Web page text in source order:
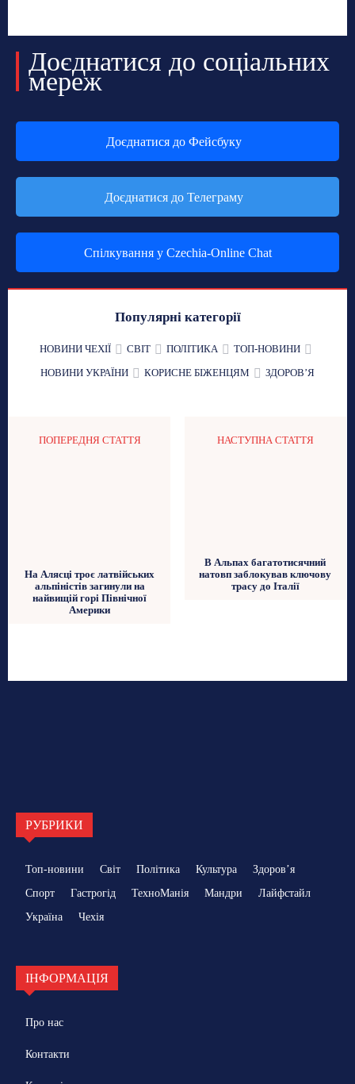
Доєднатися до соціальних
мереж
Доєднатися до Фейсбуку
Доєднатися до Телеграму
Спілкування у Czechia-Online Chat
Популярні категорії
НОВИНИ ЧЕХІЇ СВІТ ПОЛІТИКА
ТОП-НОВИНИ
НОВИНИ УКРАЇНИ
КОРИСНЕ БІЖЕНЦЯМ ЗДОРОВʼЯ
ПОПЕРЕДНЯ СТАТТЯ
На Алясці троє латвійських
альпіністів загинули на
найвищій горі Північної
Америки
НАСТУПНА СТАТТЯ
В Альпах багатотисячний
натовп заблокував ключову
трасу до Італії
РУБРИКИ
Топ-новини Світ Політика Культура
Здоровʼя
Спорт
Гастрогід ТехноМанія Мандри
Лайфстайл
Україна
Чехія
ІНФОРМАЦІЯ
Про нас
Контакти